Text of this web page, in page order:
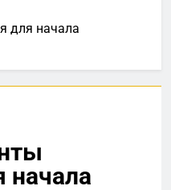
для начала
начала